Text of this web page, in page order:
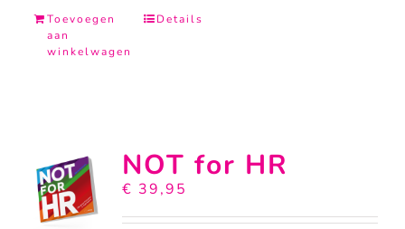
Toevoegen
aan
winkelwagen
Details
NOT for HR
€ 39,95